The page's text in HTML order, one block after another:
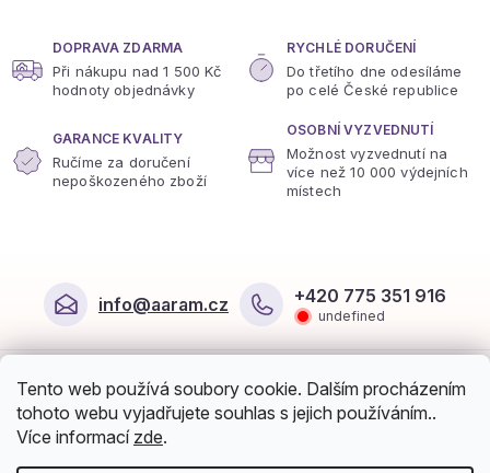
Tento web používá soubory cookie. Dalším procházením
tohoto webu vyjadřujete souhlas s jejich používáním..
Více informací zde.
p
DOPRAVA ZDARMA
Při nákupu nad 1 500 Kč
hodnoty objednávky
RYCHLÉ DORUČENÍ
Do třetího dne odesíláme
po celé České republice
GARANCE KVALITY
Ručíme za doručení
nepoškozeného zboží
OSOBNÍ VYZVEDNUTÍ
Možnost vyzvednutí na
více než 10 000 výdejních
místech
t
info@aaram.cz +420 775 351 916
undefined
Můj účet
Možnosti dopravy a platby